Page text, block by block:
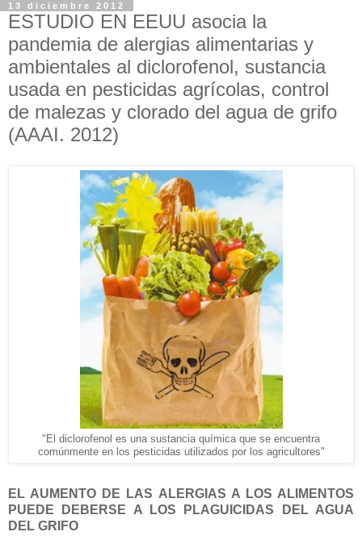
13 diciembre 2012
ESTUDIO EN EEUU asocia la
pandemia de alergias alimentarias y
ambientales al diclorofenol, sustancia
usada en pesticidas agrícolas, control
de malezas y clorado del agua de grifo
(AAAI. 2012)
"El diclorofenol es una sustancia química que se encuentra
comúnmente en los pesticidas utilizados por los agricultores"
EL AUMENTO DE LAS ALERGIAS A LOS ALIMENTOS
PUEDE DEBERSE A LOS PLAGUICIDAS DEL AGUA
DEL GRIFO